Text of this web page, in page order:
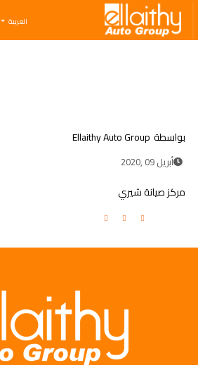
Ellaithy Auto Group
العربية
بواسطة Ellaithy Auto Group
أبريل 09 ,2020
مركز صيانة شيري